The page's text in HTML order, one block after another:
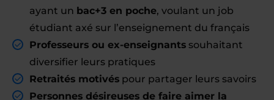
ayant un bac+3 en poche, voulant un job
étudiant axé sur l’enseignement du français
Professeurs ou ex-enseignants souhaitant
diversifier leurs pratiques
Retraités motivés pour partager leurs savoirs
Personnes désireuses de faire aimer la